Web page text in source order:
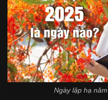
Ngày lập hạ